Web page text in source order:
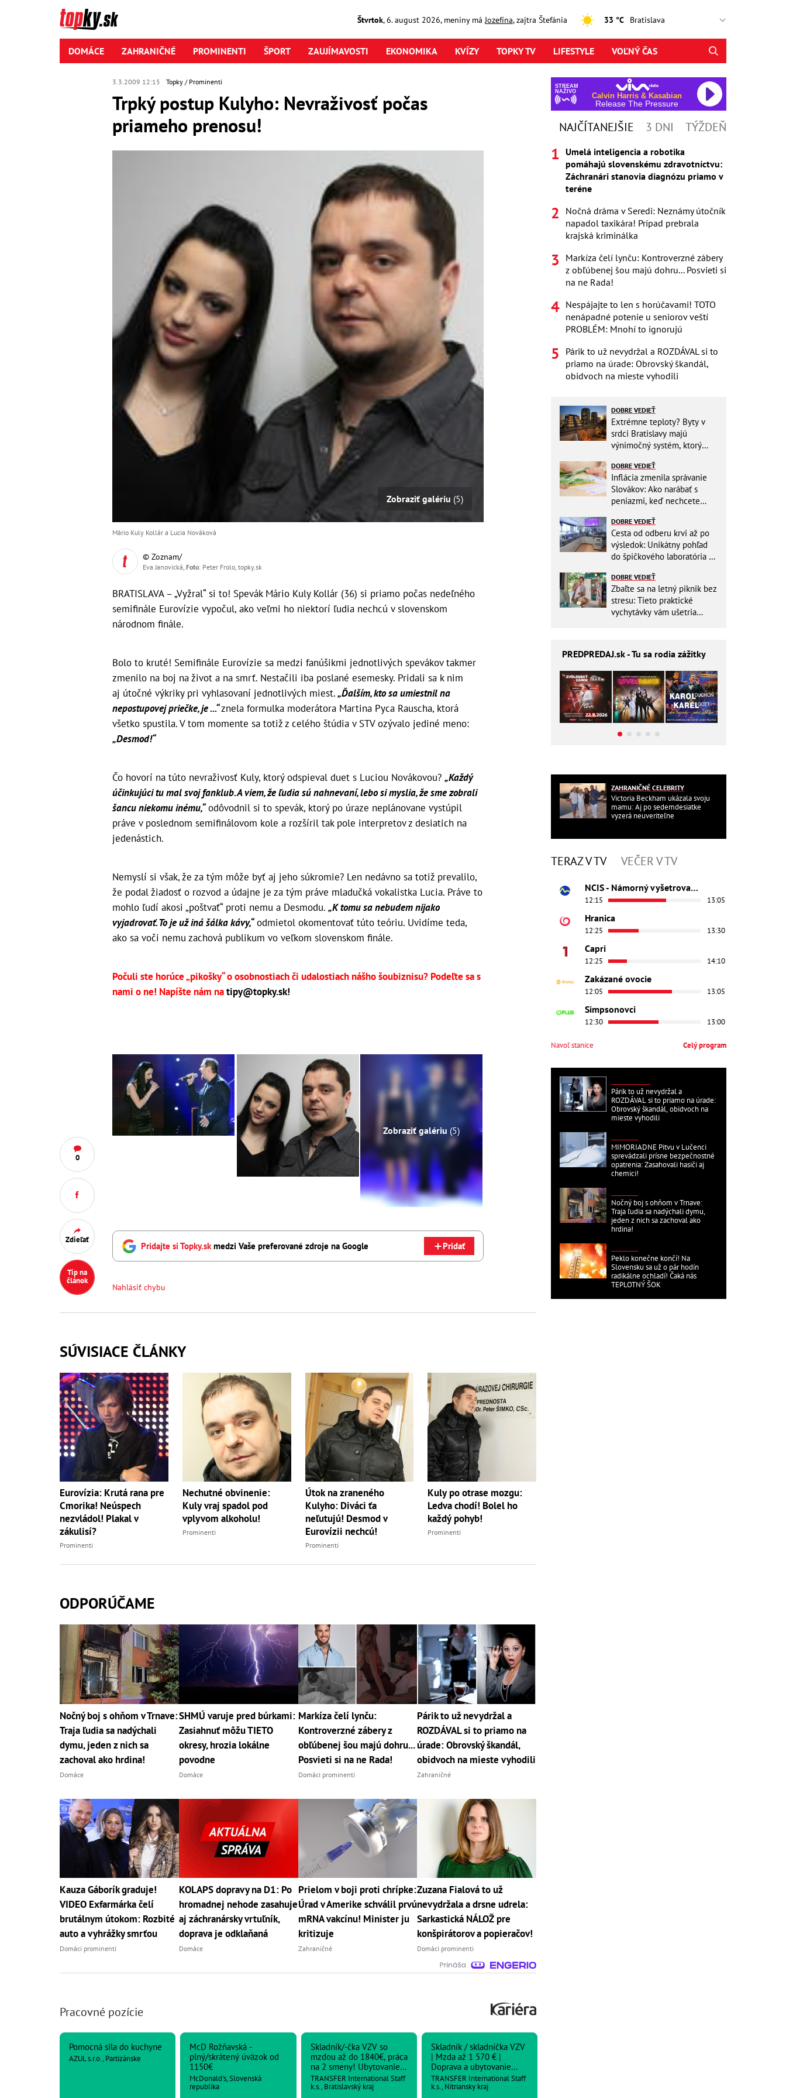
Štvrtok,6. august2026, meniny má Jozefína, zajtra Štefánia 33 °C
DOMÁCE ZAHRANIČNÉ PROMINENTI ŠPORT ZAUJÍMAVOSTI EKONOMIKA KVÍZY TOPKY TV LIFESTYLE VOĽNÝ ČAS
3.3.2009 12:15 Topky Prominenti
Trpký postup Kulyho: Nevraživosť počas
priameho prenosu!
0
Zdieľať
Tip na
článok
Zobraziť galériu (5)
Mário Kuly Kollár a Lucia Nováková
© Zoznam/
Eva Janovická, Foto: Peter Frolo, topky.sk
BRATISLAVA – „Vyžral“ si to! Spevák Mário Kuly Kollár (36) si priamo počas nedeľného
semifinále Eurovízie vypočul, ako veľmi ho niektorí ľudia nechcú v slovenskom
národnom finále.
Bolo to kruté! Semifinále Eurovízie sa medzi fanúšikmi jednotlivých spevákov takmer
zmenilo na boj na život a na smrť. Nestačili iba poslané esemesky. Pridali sa k nim
aj útočné výkriky pri vyhlasovaní jednotlivých miest.„Ďalším, kto sa umiestnil na
nepostupovej priečke, je ...“znela formulka moderátora Martina Pyca Rauscha, ktorá
všetko spustila. V tom momente sa totiž z celého štúdia v STV ozývalo jediné meno:
„Desmod!“
Čo hovorí na túto nevraživosť Kuly, ktorý odspieval duet s Luciou Novákovou? „Každý
účinkujúci tu mal svoj fanklub. A viem, že ľudia sú nahnevaní, lebo si myslia, že sme zobrali
šancu niekomu inému,“odôvodnil si to spevák, ktorý po úraze neplánovane vystúpil
práve v poslednom semifinálovom kole a rozšíril tak pole interpretov z desiatich na
jedenástich.
Nemyslí si však, že za tým môže byť aj jeho súkromie? Len nedávno sa totiž prevalilo,
že podal žiadosť o rozvod a údajne je za tým práve mladučká vokalistka Lucia. Práve to
mohlo ľudí akosi „poštvať“ proti nemu a Desmodu. „K tomu sa nebudem nijako
vyjadrovať. To je už iná šálka kávy,“odmietol okomentovať túto teóriu. Uvidíme teda,
ako sa voči nemu zachová publikum vo veľkom slovenskom finále.
Počuli ste horúce „pikošky“ o osobnostiach či udalostiach nášho šoubiznisu? Podeľte sa s
nami o ne! Napíšte nám natipy@topky.sk!
Zobraziť galériu (5)
Pridajte si Topky.sk medzi Vaše preferované zdroje na Google Pridať
Nahlásiť chybu
SÚVISIACE ČLÁNKY
Eurovízia: Krutá rana pre
Cmorika! Neúspech
nezvládol! Plakal v
zákulisí?
Prominenti
Nechutné obvinenie:
Kuly vraj spadol pod
vplyvom alkoholu!
Prominenti
Útok na zraneného
Kulyho: Diváci ťa
neľutujú! Desmod v
Eurovízii nechcú!
Prominenti
Kuly po otrase mozgu:
Ledva chodí! Bolel ho
každý pohyb!
Prominenti
ODPORÚČAME
Nočný boj s ohňom v Trnave:
Traja ľudia sa nadýchali
dymu, jeden z nich sa
zachoval ako hrdina!
Domáce
SHMÚ varuje pred búrkami:
Zasiahnuť môžu TIETO
okresy, hrozia lokálne
povodne
Domáce
Markíza čelí lynču:
Kontroverzné zábery z
obľúbenej šou majú dohru...
Posvieti si na ne Rada!
Domáci prominenti
Párik to už nevydržal a
ROZDÁVAL si to priamo na
úrade: Obrovský škandál,
obidvoch na mieste vyhodili
Zahraničné
Kauza Gáborík graduje!
VIDEO Exfarmárka čelí
brutálnym útokom: Rozbité
auto a vyhrážky smrťou
Domáci prominenti
KOLAPS dopravy na D1: Po
hromadnej nehode zasahuje
aj záchranársky vrtuľník,
doprava je odklaňaná
Domáce
Prielom v boji proti chrípke:
Úrad v Amerike schválil prvú
mRNA vakcínu! Minister ju
kritizuje
Zahraničné
Zuzana Fialová to už
nevydržala a drsne udrela:
Sarkastická NÁLOŽ pre
konšpirátorov a popieračov!
Domáci prominenti
Pracovné pozície
Pomocná sila do kuchyne
AZUL s.r.o., Partizánske
McD Rožňavská -
plný/skrátený úväzok od
1150€
McDonald's, Slovenská
republika
Skladník/-čka VZV so
mzdou až do 1840€, práca
na 2 smeny! Ubytovanie
zabezpečené! ! !
TRANSFER International Staff
k.s., Bratislavský kraj
Skladník / skladníčka VZV
| Mzda až 1 570 € |
Doprava a ubytovanie
zabezpečené
TRANSFER International Staff
k.s., Nitriansky kraj
STREAM
NAŽIVO
Calvin Harris & Kasabian
Release The Pressure
NAJČÍTANEJŠIE 3 DNI TÝŽDEŇ
Umelá inteligencia a robotika
pomáhajú slovenskému zdravotníctvu:
Záchranári stanovia diagnózu priamo v
teréne
Nočná dráma v Seredi: Neznámy útočník
napadol taxikára! Prípad prebrala
krajská kriminálka
Markíza čelí lynču: Kontroverzné zábery
z obľúbenej šou majú dohru... Posvieti si
na ne Rada!
Nespájajte to len s horúčavami! TOTO
nenápadné potenie u seniorov veští
PROBLÉM: Mnohí to ignorujú
Párik to už nevydržal a ROZDÁVAL si to
priamo na úrade: Obrovský škandál,
obidvoch na mieste vyhodili
DOBRE VEDIEŤ
Extrémne teploty? Byty v
srdci Bratislavy majú
výnimočný systém, ktorý
DOBRE VEDIEŤ
Inflácia zmenila správanie
Slovákov: Ako narábať s
peniazmi, keď nechcete
DOBRE VEDIEŤ
Cesta od odberu krvi až po
výsledok: Unikátny pohľad
do špičkového laboratória na
DOBRE VEDIEŤ
Zbaľte sa na letný piknik bez
stresu: Tieto praktické
vychytávky vám ušetria
PREDPREDAJ.sk - Tu sa rodia zážitky
ZAHRANIČNÉ CELEBRITY
Victoria Beckham ukázala svoju
mamu: Aj po sedemdesiatke
vyzerá neuveriteľne
TERAZ V TV VEČER V TV
NCIS - Námorný vyšetrovací úrad
12:15 13:05
Hranica
12:25 13:30
Capri
12:25 14:10
Zakázané ovocie
12:05 13:05
Simpsonovci
12:30 13:00
Navoľ stanice Celý program
Párik to už nevydržal a
ROZDÁVAL si to priamo na úrade:
Obrovský škandál, obidvoch na
mieste vyhodili
MIMORIADNE Pitvu v Lučenci
sprevádzali prísne bezpečnostné
opatrenia: Zasahovali hasiči aj
chemici!
Nočný boj s ohňom v Trnave:
Traja ľudia sa nadýchali dymu,
jeden z nich sa zachoval ako
hrdina!
Peklo konečne končí! Na
Slovensku sa už o pár hodín
radikálne ochladí! Čaká nás
TEPLOTNÝ ŠOK